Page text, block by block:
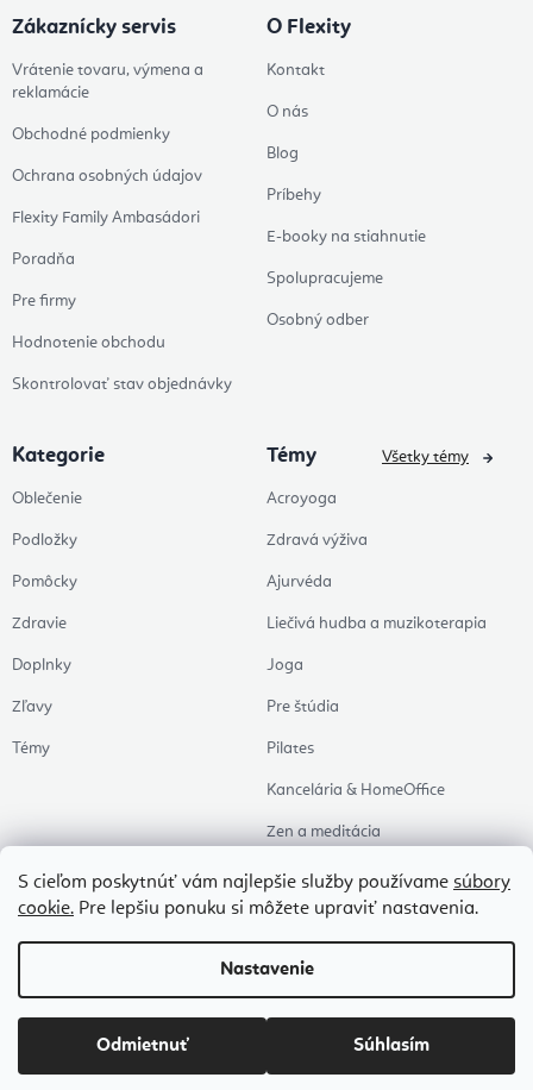
S cieľom poskytnúť vám najlepšie služby používame súbory
cookie. Pre lepšiu ponuku si môžete upraviť nastavenia.
Nastavenie
Odmietnuť Súhlasím
Zákaznícky servis
Vrátenie tovaru, výmena a
reklamácie
Obchodné podmienky
Ochrana osobných údajov
Flexity Family Ambasádori
Poradňa
Pre firmy
Hodnotenie obchodu
Skontrolovať stav objednávky
O Flexity
Kontakt
O nás
Blog
Príbehy
E-booky na stiahnutie
Spolupracujeme
Osobný odber
Kategorie
Oblečenie
Podložky
Pomôcky
Zdravie
Doplnky
Zľavy
Témy
Témy
Acroyoga
Zdravá výživa
Ajurvéda
Liečivá hudba a muzikoterapia
Joga
Pre štúdia
Pilates
Kancelária & HomeOffice
Zen a meditácia
Aromaterapia
Zdravý spánok
Naše obľúbené
Všetky témy
Vytvoril Shoptet Premium
Copyright 2026Flexity. Všetky práva vyhradené.Upraviť nastavenie cookies